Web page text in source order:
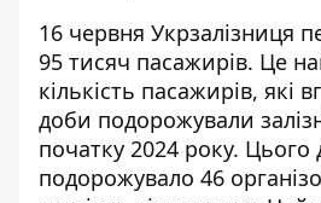
16 червня Укрзалізниця
95 тисяч пасажирів. Це
кількість пасажирів, які
доби подорожували
початку 2024 року. Цього
подорожувало 46